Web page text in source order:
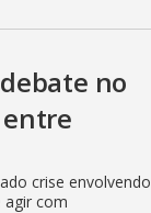
no
entre
crise envolvendo
agir com